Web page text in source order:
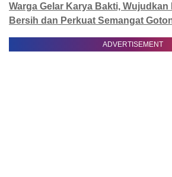
Warga Gelar Karya Bakti,
Bersih dan Perkuat Semangat
ADVERTISEMENT